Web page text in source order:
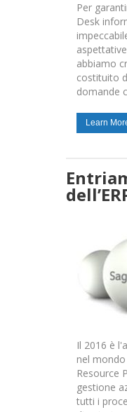
Per
Desk
abbiamo
costituito
domande
Learn
Il 2016 è
nel mondo
Resource
gestione
tutti i